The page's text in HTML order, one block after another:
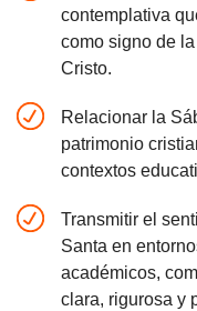
contemplativa
como signo de
Cristo.
Relacionar la
patrimonio
contextos
Transmitir el
Santa en
académicos,
clara, rigurosa y